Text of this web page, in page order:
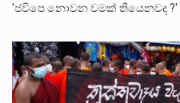
'ජවිපෙ නොවන වමක් තියෙනවද ?'